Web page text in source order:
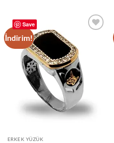
Save
İndirim!
ERKEK YÜZÜK